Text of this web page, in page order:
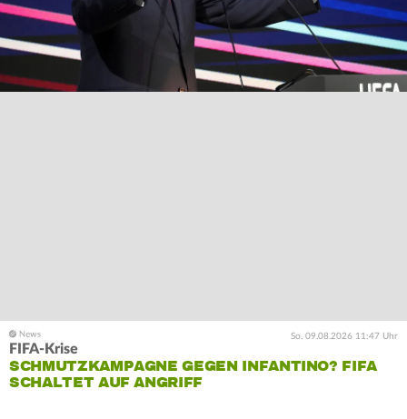
So. 09.08.2026 11:47 Uhr
FIFA-Krise
SCHMUTZKAMPAGNE GEGEN INFANTINO? FIFA
SCHALTET AUF ANGRIFF